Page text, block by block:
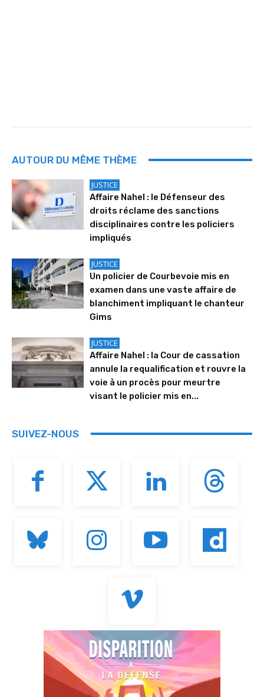
AUTOUR DU MÊME THÈME
JUSTICE
Affaire Nahel : le Défenseur des
droits réclame des sanctions
disciplinaires contre les policiers
impliqués
JUSTICE
Un policier de Courbevoie mis en
examen dans une vaste affaire de
blanchiment impliquant le chanteur
Gims
JUSTICE
Affaire Nahel : la Cour de cassation
annule la requalification et rouvre la
voie à un procès pour meurtre
visant le policier mis en...
SUIVEZ-NOUS